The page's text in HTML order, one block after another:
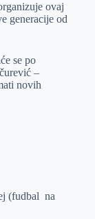
ovaj
generacije od
se po
–
novih
(fudbal na